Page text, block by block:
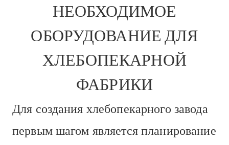
НЕОБХОДИМОЕ
ОБОРУДОВАНИЕ ДЛЯ
ХЛЕБОПЕКАРНОЙ
ФАБРИКИ
Для создания хлебопекарного завода
первым шагом является планирование